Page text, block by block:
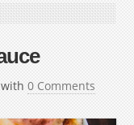
with 0 Comments